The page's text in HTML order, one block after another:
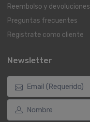
Reembolso y devoluciones
Preguntas frecuentes
Registrate como cliente
Newsletter